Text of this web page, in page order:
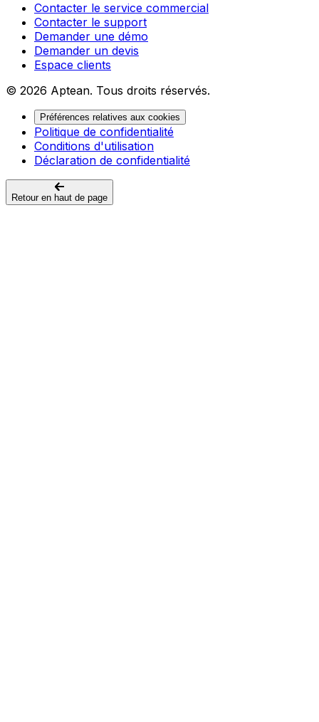
Contacter le service commercial
Contacter le support
Demander une démo
Demander un devis
Espace clients
© 2026 Aptean. Tous droits réservés.
Préférences relatives aux cookies
Politique de confidentialité
Conditions d'utilisation
Déclaration de confidentialité
Retour en haut de page